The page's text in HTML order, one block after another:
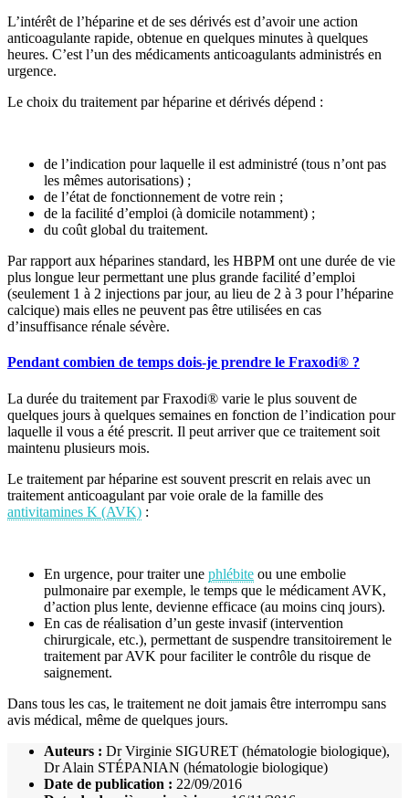
L’intérêt de l’héparine et de ses dérivés est d’avoir une action
anticoagulante rapide, obtenue en quelques minutes à quelques
heures. C’est l’un des médicaments anticoagulants administrés en
urgence.
Le choix du traitement par héparine et dérivés dépend :
de l’indication pour laquelle il est administré (tous n’ont pas
les mêmes autorisations) ;
de l’état de fonctionnement de votre rein ;
de la facilité d’emploi (à domicile notamment) ;
du coût global du traitement.
Par rapport aux héparines standard, les HBPM ont une durée de vie
plus longue leur permettant une plus grande facilité d’emploi
(seulement 1 à 2 injections par jour, au lieu de 2 à 3 pour l’héparine
calcique) mais elles ne peuvent pas être utilisées en cas
d’insuffisance rénale sévère.
Pendant combien de temps dois-je prendre le Fraxodi® ?
La durée du traitement par Fraxodi® varie le plus souvent de
quelques jours à quelques semaines en fonction de l’indication pour
laquelle il vous a été prescrit. Il peut arriver que ce traitement soit
maintenu plusieurs mois.
Le traitement par héparine est souvent prescrit en relais avec un
traitement anticoagulant par voie orale de la famille des
antivitamines K (AVK) :
En urgence, pour traiter une phlébite ou une embolie
pulmonaire par exemple, le temps que le médicament AVK,
d’action plus lente, devienne efficace (au moins cinq jours).
En cas de réalisation d’un geste invasif (intervention
chirurgicale, etc.), permettant de suspendre transitoirement le
traitement par AVK pour faciliter le contrôle du risque de
saignement.
Dans tous les cas, le traitement ne doit jamais être interrompu sans
avis médical, même de quelques jours.
Auteurs : Dr Virginie SIGURET (hématologie biologique),
Dr Alain STÉPANIAN (hématologie biologique)
Date de publication : 22/09/2016